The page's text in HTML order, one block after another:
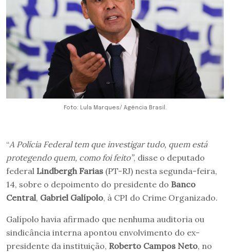
Foto: Lula Marques/ Agência Brasil.
“A Polícia Federal tem que investigar tudo, quem está
protegendo quem, como foi feito”, disse o deputado
federal Lindbergh Farias (PT-RJ) nesta segunda-feira,
14, sobre o depoimento do presidente do Banco
Central, Gabriel Galípolo, à CPI do Crime Organizado.
Galípolo havia afirmado que nenhuma auditoria ou
sindicância interna apontou envolvimento do ex-
presidente da instituição, Roberto Campos Neto, no